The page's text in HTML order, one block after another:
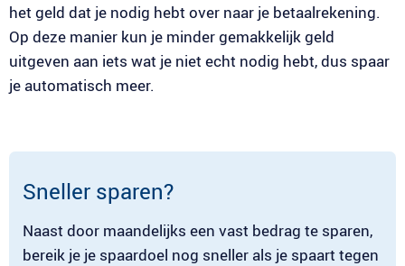
het geld dat je nodig hebt over naar je betaalrekening.
Op deze manier kun je minder gemakkelijk geld
uitgeven aan iets wat je niet echt nodig hebt, dus spaar
je automatisch meer.
Sneller sparen?
Naast door maandelijks een vast bedrag te sparen,
bereik je je spaardoel nog sneller als je spaart tegen